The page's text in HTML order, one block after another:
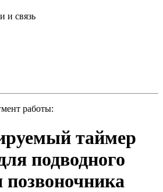
и связь
работы:
таймер
подводного